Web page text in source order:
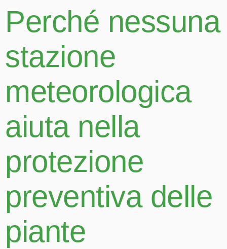
Perché nessuna
stazione
meteorologica
aiuta nella
protezione
preventiva delle
piante